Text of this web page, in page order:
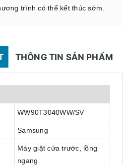
trình có thể kết thúc sớm.
THÔNG TIN SẢN PHẨM
WW90T3040WW/SV
Samsung
Máy giặt cửa trước, lồng
ngang